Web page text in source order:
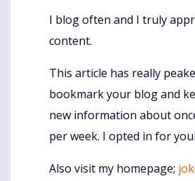
Komentaras
I blog often and I truly
content.
This article has really
bookmark your blog and
new information about
per week. I opted in for
Also visit my homepage;